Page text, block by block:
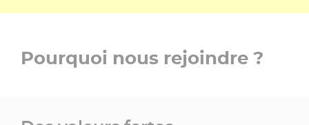
Pourquoi nous rejoindre ?